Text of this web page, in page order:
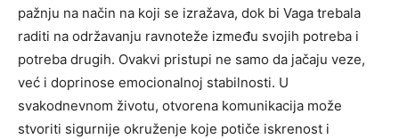
pažnju na način na koji se izražava, dok bi Vaga trebala
raditi na održavanju ravnoteže između svojih potreba i
potreba drugih. Ovakvi pristupi ne samo da jačaju veze,
već i doprinose emocionalnoj stabilnosti. U
svakodnevnom životu, otvorena komunikacija može
stvoriti sigurnije okruženje koje potiče iskrenost i